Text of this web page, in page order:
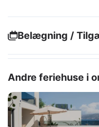
Belægning /
Andre feriehuse i